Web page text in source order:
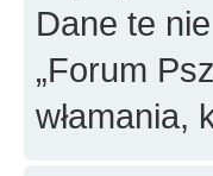
Dane te
„Forum
włamania,